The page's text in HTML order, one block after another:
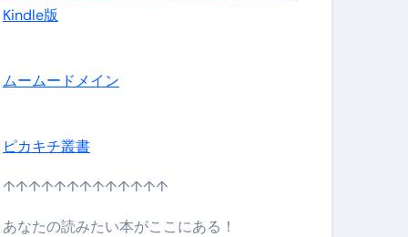
Kindle版
ムームードメイン
ピカキチ叢書
↑↑↑↑↑↑↑↑↑↑↑↑↑
あなたの読みたい本がここにある！